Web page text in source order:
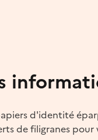
d'identité
de filigranes